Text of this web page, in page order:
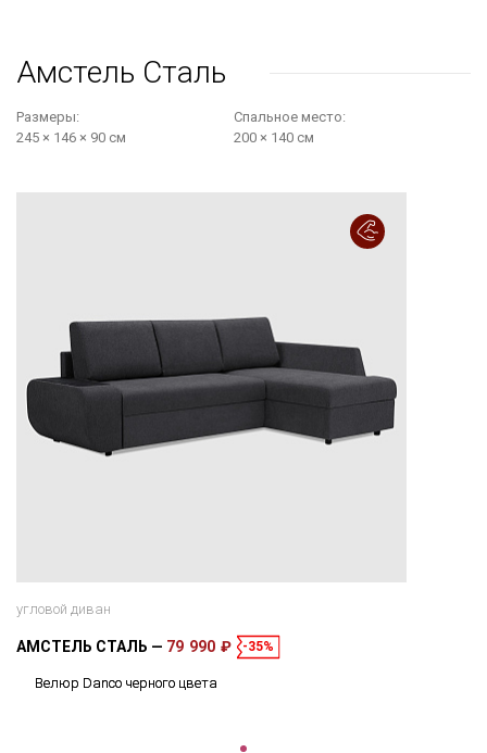
Амстель Сталь
Размеры:
245 × 146 × 90 см
Cпальное место:
200 × 140 см
угловой диван
АМСТЕЛЬ СТАЛЬ 79 990 ₽ -35%
Велюр Danco черного цвета